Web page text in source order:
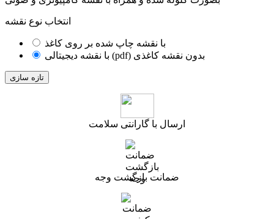
انتخاب نوع نقشه
با نقشه چاپ شده بر روی کاغذ
با نقشه دیجیتالی (pdf) بدون نقشه کاغذی
ارسال با گارانتی سلامت
ضمانت بازگشت وجه